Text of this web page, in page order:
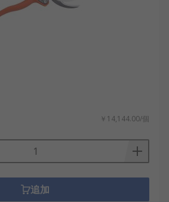
￥14,144.00/個
追加